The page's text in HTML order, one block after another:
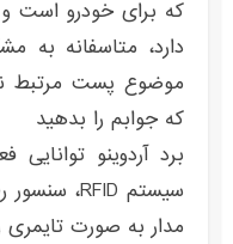
دارد، متاسفانه به
موضوع پست مرتبط
که جوابم را بدهید
برد آردوینو
مدار به صورت تایمری